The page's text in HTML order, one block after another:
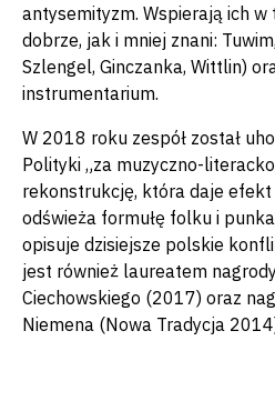
antysemityzm. Wspierają ich
dobrze, jak i mniej znani:
Szlengel, Ginczanka, Wittlin)
instrumentarium.
W 2018 roku zespół został
Polityki „za muzyczno-
rekonstrukcję, która daje
odświeża formułę folku i
opisuje dzisiejsze polskie
jest również laureatem
Ciechowskiego (2017) oraz
Niemena (Nowa Tradycja